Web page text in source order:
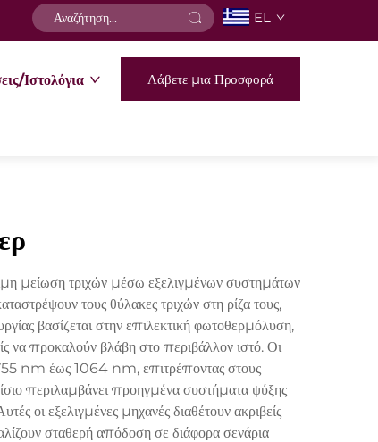
EL
Ιστολόγια Λάβετε μια Προσφορά
μείωση τριχών μέσω εξελιγμένων συστημάτων
τους θύλακες τριχών στη ρίζα τους,
βασίζεται στην επιλεκτική φωτοθερμόλυση,
να προκαλούν βλάβη στο περιβάλλον ιστό. Οι
nm έως 1064 nm, επιτρέποντας στους
περιλαμβάνει προηγμένα συστήματα ψύξης
οι εξελιγμένες μηχανές διαθέτουν ακριβείς
σταθερή απόδοση σε διάφορα σενάρια